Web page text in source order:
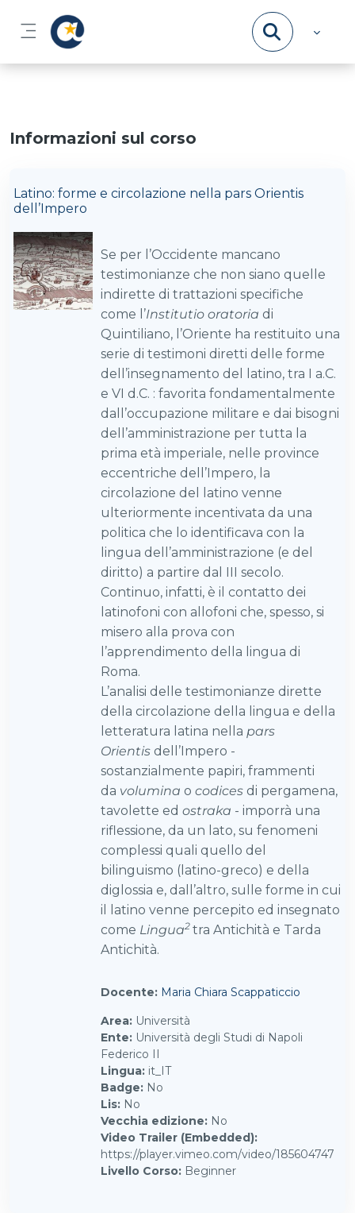
Pannello laterale
Informazioni sul corso
Latino: forme e circolazione nella pars Orientis
dell’Impero
Se per l’Occidente mancano
testimonianze che non siano quelle
indirette di trattazioni specifiche
come l’Institutio oratoria di
Quintiliano, l’Oriente ha restituito una
serie di testimoni diretti delle forme
dell’insegnamento del latino, tra I a.C.
e VI d.C. : favorita fondamentalmente
dall’occupazione militare e dai bisogni
dell’amministrazione per tutta la
prima età imperiale, nelle province
eccentriche dell’Impero, la
circolazione del latino venne
ulteriormente incentivata da una
politica che lo identificava con la
lingua dell’amministrazione (e del
diritto) a partire dal III secolo.
Continuo, infatti, è il contatto dei
latinofoni con allofoni che, spesso, si
misero alla prova con
l’apprendimento della lingua di
Roma.
L’analisi delle testimonianze dirette
della circolazione della lingua e della
letteratura latina nella pars
Orientis dell’Impero -
sostanzialmente papiri, frammenti
da volumina o codices di pergamena,
tavolette ed ostraka - imporrà una
riflessione, da un lato, su fenomeni
complessi quali quello del
bilinguismo (latino-greco) e della
diglossia e, dall’altro, sulle forme in cui
il latino venne percepito ed insegnato
come Lingua2 tra Antichità e Tarda
Antichità.
Docente: Maria Chiara Scappaticcio
Area: Università
Ente: Università degli Studi di Napoli
Federico II
Lingua: it_IT
Badge: No
Lis: No
Vecchia edizione: No
Video Trailer (Embedded):
https://player.vimeo.com/video/185604747
Livello Corso: Beginner